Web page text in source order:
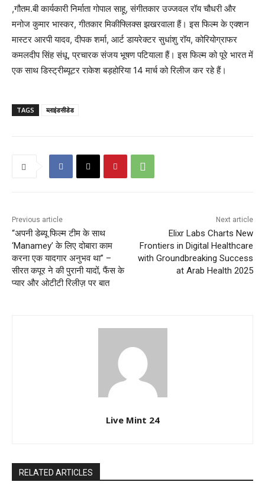
,गौतम.बी कार्यकारी निर्माता गोपाल साहू, संगीतकार उज्जवल रॉय चौधरी और
मनोज कुमार भास्कर, गीतकार मिकीफ्लिक्स झखरवाला हैं। इस फिल्म के एक्शन
मास्टर आरपी यादव, दीपक शर्मा, आर्ट डायरेक्टर सुधांशु रॉय, कोरियोग्राफर
कमलदीप सिंह संधू, प्रचारक संजय भूषण पटियाला हैं। इस फिल्म को पूरे भारत में
एक साथ डिस्ट्रीब्यूटर राकेश बड़होरिया 14 मार्च को रिलीज कर रहे हैं।
TAGS ब्लाइंडसीडेड
Previous article
“अपनी डेब्यू फिल्म टीम के साथ
‘Manamey’ के लिए दोबारा काम
करना एक यादगार अनुभव था” –
सीरत कपूर ने की पुरानी यादों, फैंस के
प्यार और ओटीटी रिलीज़ पर बात
Next article
Elixr Labs Charts New
Frontiers in Digital Healthcare
with Groundbreaking Success
at Arab Health 2025
Live Mint 24
RELATED ARTICLES